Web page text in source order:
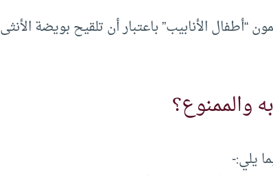
“أطفال الأنابيب” باعتبار أن تلقيح بويضة الأنثى
والممنوع؟
يلي:-